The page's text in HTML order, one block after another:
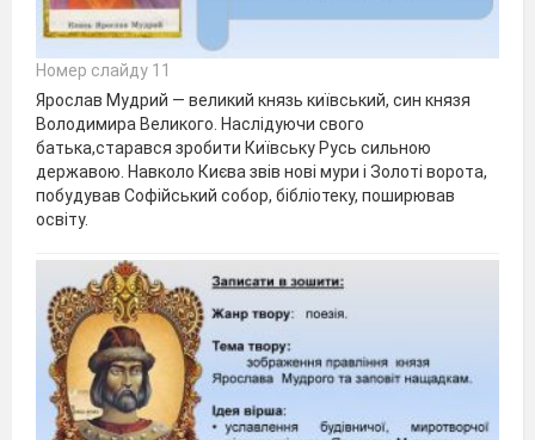
Номер слайду 11
Ярослав Мудрий — великий князь київський, син князя
Володимира Великого. Наслідуючи свого
батька,старався зробити Київську Русь сильною
державою. Навколо Києва звів нові мури і Золоті ворота,
побудував Софійський собор, бібліотеку, поширював
освіту.